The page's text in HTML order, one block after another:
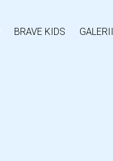
BRAVE KIDS GALERII